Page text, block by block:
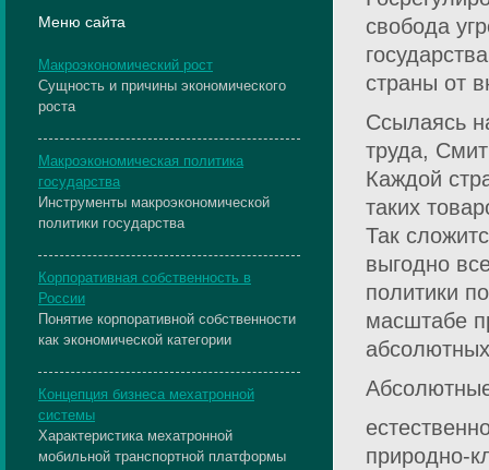
свобода
страны от
Ссылаясь
труда,
Каждой
таких
Так
выгодно
политики
масштабе
природно-
Меню сайта
Макроэкономический рост
Сущность и причины экономического
роста
Макроэкономическая политика
государства
Инструменты макроэкономической
политики государства
Корпоративная собственность в
России
Понятие корпоративной собственности
как экономической категории
Концепция бизнеса мехатронной
системы
Характеристика мехатронной
мобильной транспортной платформы